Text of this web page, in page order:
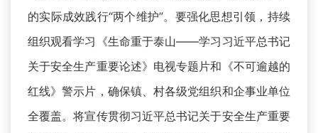
的实际成效践行“两个维护”。要强化思想引领，持续
组织观看学习《生命重于泰山——学习习近平总书记
关于安全生产重要论述》电视专题片和《不可逾越的
红线》警示片，确保镇、村各级党组织和企事业单位
全覆盖。将宣传贯彻习近平总书记关于安全生产重要